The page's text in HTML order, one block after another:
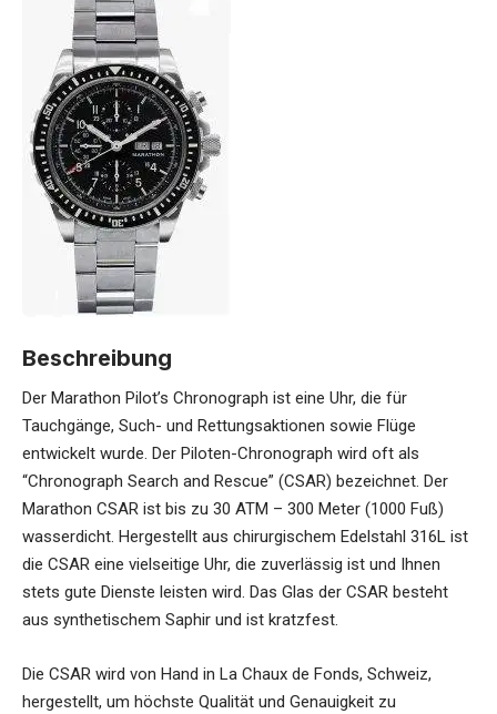
Beschreibung
Der Marathon Pilot’s Chronograph ist eine Uhr, die für
Tauchgänge, Such- und Rettungsaktionen sowie Flüge
entwickelt wurde. Der Piloten-Chronograph wird oft als
“Chronograph Search and Rescue” (CSAR) bezeichnet. Der
Marathon CSAR ist bis zu 30 ATM – 300 Meter (1000 Fuß)
wasserdicht. Hergestellt aus chirurgischem Edelstahl 316L ist
die CSAR eine vielseitige Uhr, die zuverlässig ist und Ihnen
stets gute Dienste leisten wird. Das Glas der CSAR besteht
aus synthetischem Saphir und ist kratzfest.
Die CSAR wird von Hand in La Chaux de Fonds, Schweiz,
hergestellt, um höchste Qualität und Genauigkeit zu